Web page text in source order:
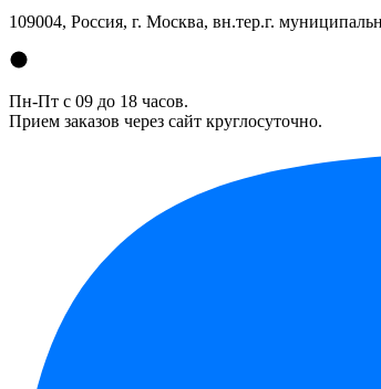
109004, Россия, г. Москва, вн.тер.г.
Пн-Пт с 09 до 18 часов.
Прием заказов через сайт круглосуточно.